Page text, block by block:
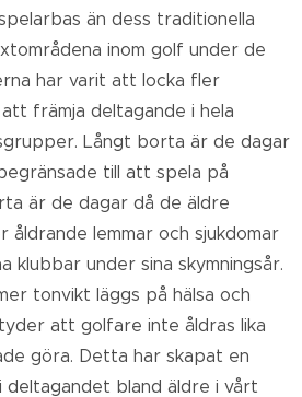
än dess traditionella
inom golf under de
har varit att locka fler
främja deltagande i hela
Långt borta är de dagar
till att spela på
är de dagar då de äldre
åldrande lemmar och sjukdomar
klubbar under sina skymningsår.
tonvikt läggs på hälsa och
att golfare inte åldras lika
göra. Detta har skapat en
deltagandet bland äldre i vårt